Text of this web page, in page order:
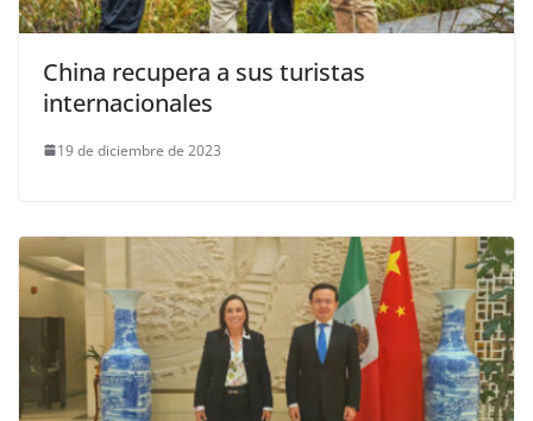
China recupera a sus turistas
internacionales
19 de diciembre de 2023